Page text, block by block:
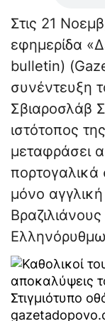
Στις 21
εφημερίδα
bulletin)
συνέντευξη
Σβιαροσλάβ
ιστότοπος
μεταφράσει
πορτογαλικά
μόνο
Στιγμιότυπο